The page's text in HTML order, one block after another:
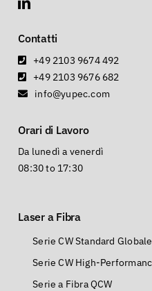
Contatti
+49 2103 9674 492
+49 2103 9676 682
info@yupec.com
Orari di Lavoro
Da lunedì a venerdì
08:30 to 17:30
Laser a Fibra
Serie CW Standard Globale
Serie CW High-
Serie a Fibra QCW